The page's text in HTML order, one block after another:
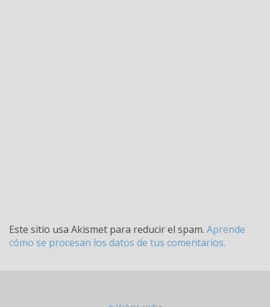
Este sitio usa Akismet para reducir el spam. Aprende
cómo se procesan los datos de tus comentarios.